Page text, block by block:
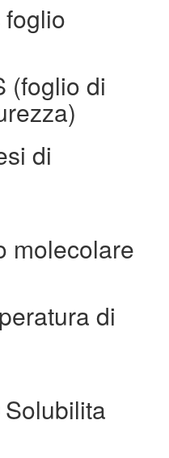
(foglio di
di
molecolare
di
Solubilita